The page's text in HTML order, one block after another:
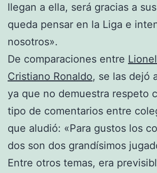
llegan a ella, será gracias a
queda pensar en la Liga e
nosotros».
De comparaciones entre
Cristiano Ronaldo, se las dejó
ya que no demuestra respeto
tipo de comentarios entre
que aludió: «Para gustos los
dos son dos grandísimos
Entre otros temas, era